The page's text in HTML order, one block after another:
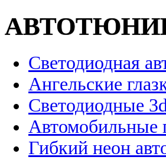
Светодиодная
Ангельские
Светодиодные
Автомобильные
Гибкий неон